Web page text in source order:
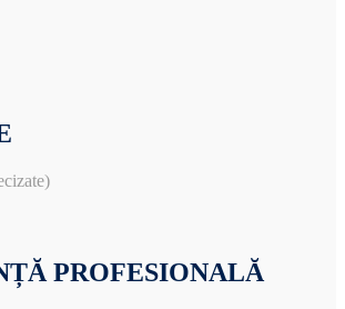
PROFESIONALĂ